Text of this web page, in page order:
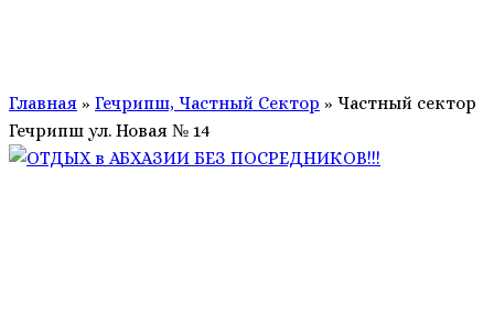
Главная » Гечрипш, Частный Сектор » Частный сектор
Гечрипш ул. Новая № 14